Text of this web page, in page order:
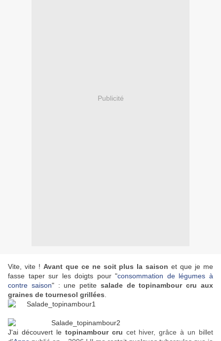
Publicité
Vite, vite ! Avant que ce ne soit plus la saison et que je me
fasse taper sur les doigts pour "consommation de légumes à
contre saison" : une petite salade de topinambour cru aux
graines de tournesol grillées
J'ai découvert le topinambour cru cet hiver, grâce à un billet